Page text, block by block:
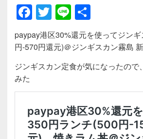
F
a
c
e
b
o
o
k
T
wi
tt
er
Li
n
e
有
paypay港区30%還元を使ってジン
円-570円還元)＠ジンギスカン霧島 新
ジンギスカン定食が気になったので
みた